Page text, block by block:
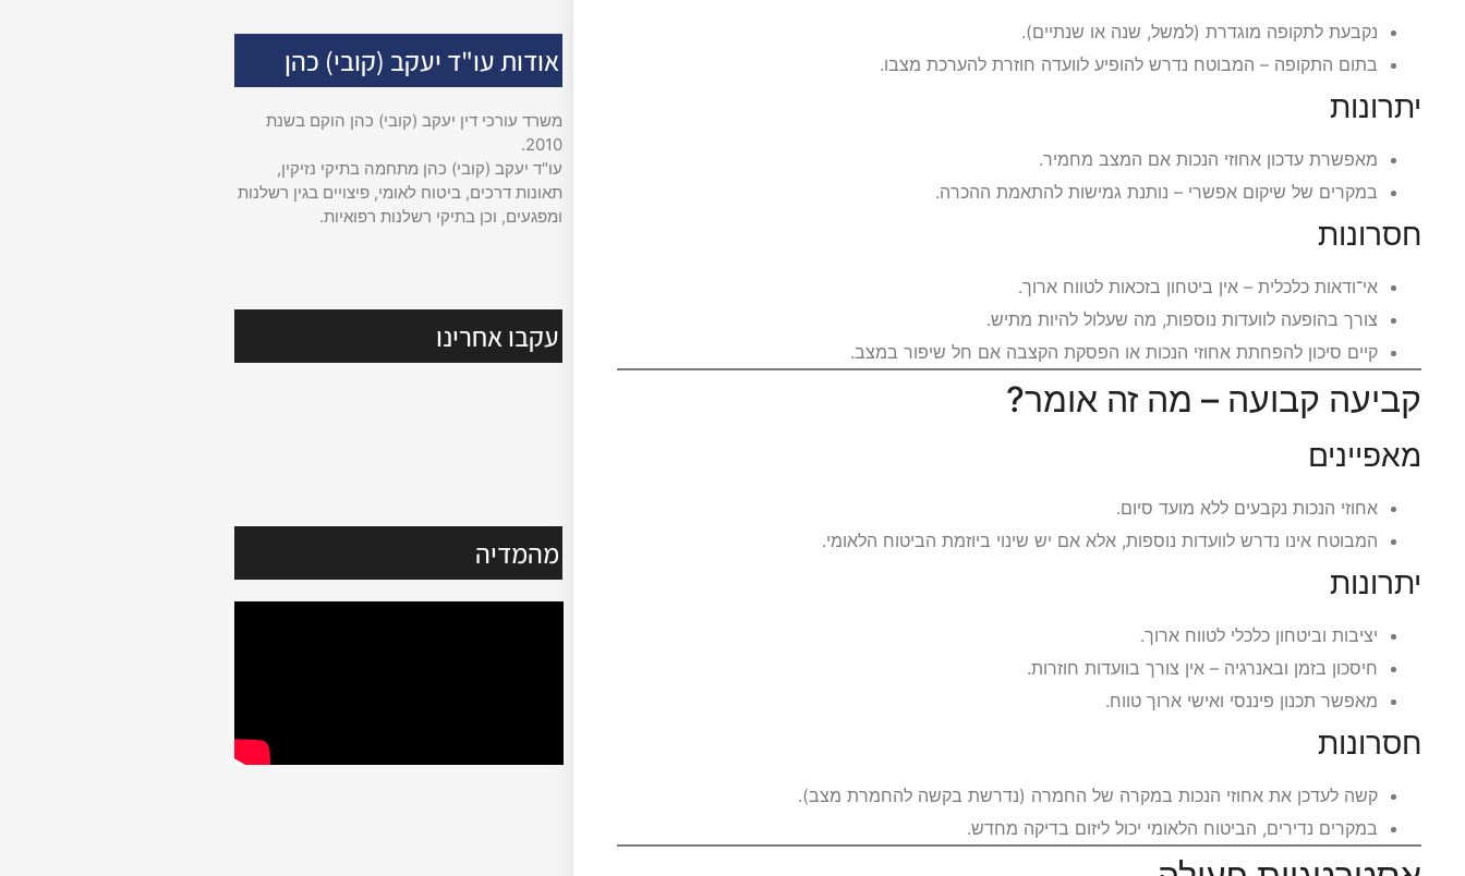
נקבעת לתקופה מוגדרת (למשל, שנה או שנתיים).
בתום התקופה – המבוטח נדרש להופיע לוועדה חוזרת להערכת מצבו.
יתרונות
מאפשרת עדכון אחוזי הנכות אם המצב מחמיר.
במקרים של שיקום אפשרי – נותנת גמישות להתאמת ההכרה.
חסרונות
אי־ודאות כלכלית – אין ביטחון בזכאות לטווח ארוך.
צורך בהופעה לוועדות נוספות, מה שעלול להיות מתיש.
קיים סיכון להפחתת אחוזי הנכות או הפסקת הקצבה אם חל שיפור במצב.
קביעה קבועה – מה זה אומר?
מאפיינים
אחוזי הנכות נקבעים ללא מועד סיום.
המבוטח אינו נדרש לוועדות נוספות, אלא אם יש שינוי ביוזמת הביטוח הלאומי.
יתרונות
יציבות וביטחון כלכלי לטווח ארוך.
חיסכון בזמן ובאנרגיה – אין צורך בוועדות חוזרות.
מאפשר תכנון פיננסי ואישי ארוך טווח.
חסרונות
קשה לעדכן את אחוזי הנכות במקרה של החמרה (נדרשת בקשה להחמרת מצב).
במקרים נדירים, הביטוח הלאומי יכול ליזום בדיקה מחדש.
אודות עו"ד יעקב (קובי) כהן
משרד עורכי דין יעקב (קובי) כהן הוקם בשנת
2010.
עו"ד יעקב (קובי) כהן מתחמה בתיקי נזיקין,
תאונות דרכים, ביטוח לאומי, פיצויים בגין רשלנות
ומפגעים, וכן בתיקי רשלנות רפואיות.
עקבו אחרינו
מהמדיה